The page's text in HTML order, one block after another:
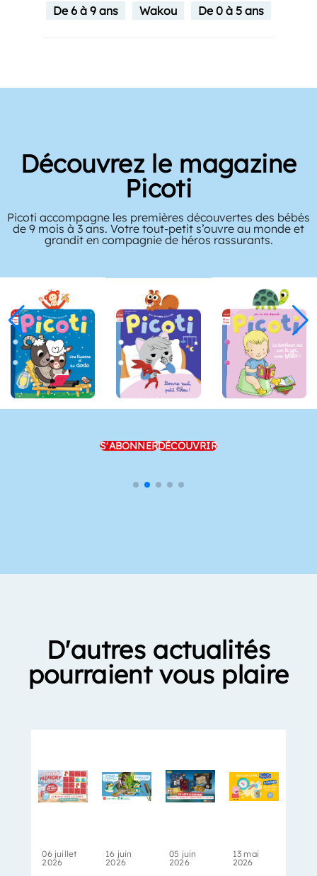
De 6 à 9 ans Wakou De 0 à 5 ans
Découvrez le magazine
Picoti
Picoti accompagne les premières découvertes des bébés
de 9 mois à 3 ans. Votre tout-petit s’ouvre au monde et
grandit en compagnie de héros rassurants.
S'ABONNERDÉCOUVRIR
D'autres actualités
pourraient vous plaire
06 juillet
2026
16 juin
2026
05 juin
2026
13 mai
2026